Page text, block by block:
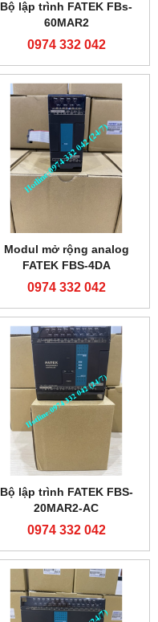
Bộ lập trình FATEK FBs-
60MAR2
0974 332 042
Modul mở rộng analog
FATEK FBS-4DA
0974 332 042
Bộ lập trình FATEK FBS-
20MAR2-AC
0974 332 042